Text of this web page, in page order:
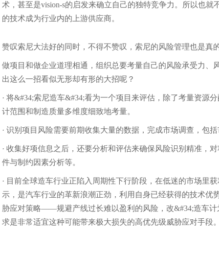
术，甚至是vision-s的启发来确立自己的独特竞争力。所以也
的技术成为行业内的上游供应商。
赞叹索尼大法好的同时，不得不赞叹，索尼的风险管理也是真
做项目和做企业道理相通，组织总要考量自己的风险承受力
出这么一招看似无形却有形的大招呢？
· 将&#34;索尼造车&#34;看为一个项目来评估，除了考量资源
计范围和制造质量多维度细致地考量。
· 识别项目风险需要前期收集大量的数据，完成市场调查，包
· 收集好项信息之后，还要分析和评估来确保风险识别精准，
件与制约因素分析等。
· 目前全球造车行业正陷入周期性下行阶段，在低迷的市场里
示，是汽车行业的革新浪潮正劲，利用自身已经获得的技术
胁应对策略——规避产线过长难以盈利的风险，改&#34;造车
求是非常适宜这种可能带来极大损失的高优先级威胁应对手段